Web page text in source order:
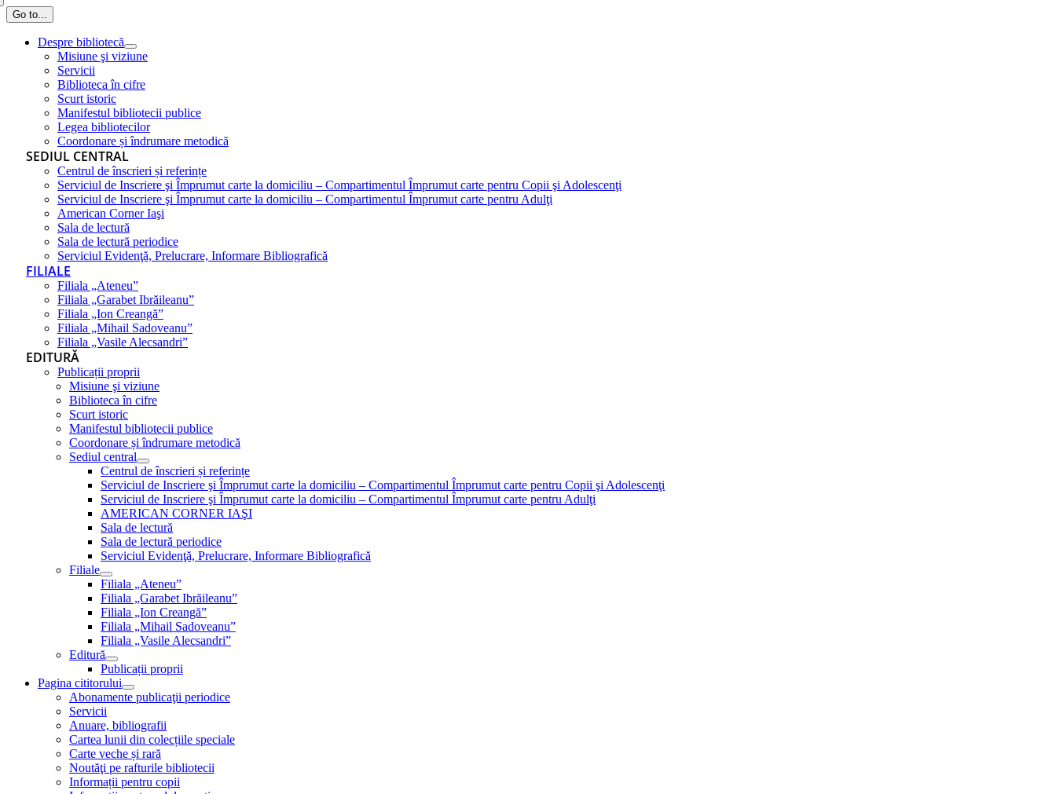
Go to...
Despre bibliotecă
Misiune şi viziune
Servicii
Biblioteca în cifre
Scurt istoric
Manifestul bibliotecii publice
Legea bibliotecilor
Coordonare și îndrumare metodică
SEDIUL CENTRAL
Centrul de înscrieri și referințe
Serviciul de Inscriere şi Împrumut carte la domiciliu – Compartimentul Împrumut carte pentru Copii şi Adolescenţi
Serviciul de Inscriere şi Împrumut carte la domiciliu – Compartimentul Împrumut carte pentru Adulţi
American Corner Iaşi
Sala de lectură
Sala de lectură periodice
Serviciul Evidenţă, Prelucrare, Informare Bibliografică
FILIALE
Filiala „Ateneu”
Filiala „Garabet Ibrăileanu”
Filiala „Ion Creangă”
Filiala „Mihail Sadoveanu”
Filiala „Vasile Alecsandri”
EDITURĂ
Publicații proprii
Misiune şi viziune
Biblioteca în cifre
Scurt istoric
Manifestul bibliotecii publice
Coordonare și îndrumare metodică
Sediul central
Centrul de înscrieri și referințe
Serviciul de Inscriere şi Împrumut carte la domiciliu – Compartimentul Împrumut carte pentru Copii şi Adolescenţi
Serviciul de Inscriere şi Împrumut carte la domiciliu – Compartimentul Împrumut carte pentru Adulţi
AMERICAN CORNER IAŞI
Sala de lectură
Sala de lectură periodice
Serviciul Evidenţă, Prelucrare, Informare Bibliografică
Filiale
Filiala „Ateneu”
Filiala „Garabet Ibrăileanu”
Filiala „Ion Creangă”
Filiala „Mihail Sadoveanu”
Filiala „Vasile Alecsandri”
Editură
Publicații proprii
Pagina cititorului
Abonamente publicaţii periodice
Servicii
Anuare, bibliografii
Cartea lunii din colecțiile speciale
Carte veche și rară
Noutăţi pe rafturile bibliotecii
Informații pentru copii